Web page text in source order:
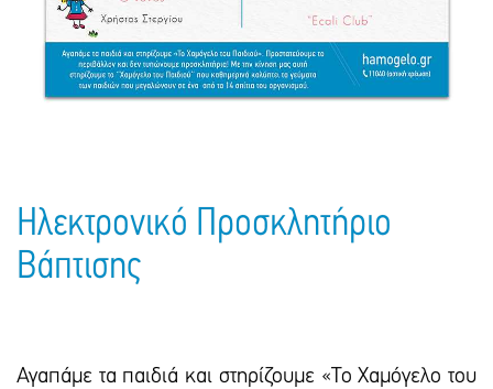
Πακέτα Δώρων
Σακούλες
Τσάντες - Ποδιές - Ομπρέλες
Βιβλία
Παιδικό Πάρτι
Ημερολόγια - Ατζέντες
Γραφική Ύλη
Ηλεκτρονικό Προσκλητήριο
Βάπτισης
Αγαπάμε τα παιδιά και στηρίζουμε «Το Χαμόγελο του